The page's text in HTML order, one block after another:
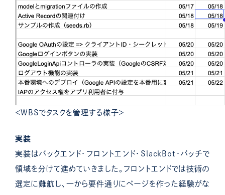
＜WBSでタスクを管理する様子＞
実装
実装はバックエンド・フロントエンド・SlackBot・バッチで
領域を分けて進めていきました。 フロントエンドでは技術の
選定に難航し、一から要件通りにページを作った経験がな